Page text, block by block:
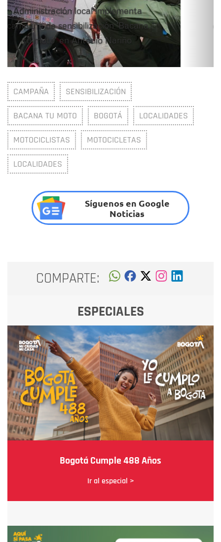
Administración local implementa
campaña de sensibilización 'Bacana
tu moto' en Antonio Nariño
CAMPAÑA SENSIBILIZACIÓN
BACANA TU MOTO BOGOTÁ LOCALIDADES
MOTOCICLISTAS MOTOCICLETAS
LOCALIDADES
Síguenos en Google
Noticias
COMPARTE:
ESPECIALES
Bogotá Cumple 488 Años
Ir al especial >